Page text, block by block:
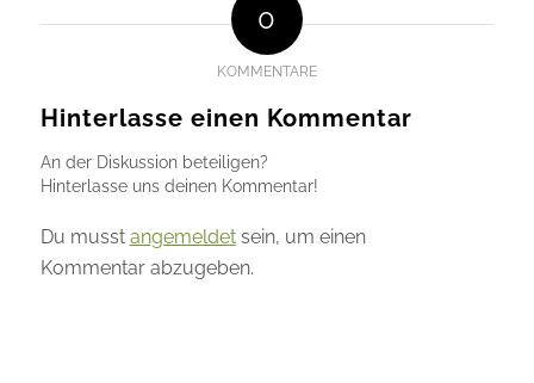
0
KOMMENTARE
Hinterlasse einen Kommentar
An der Diskussion beteiligen?
Hinterlasse uns deinen Kommentar!
Du musst angemeldetsein, um einen
Kommentar abzugeben.